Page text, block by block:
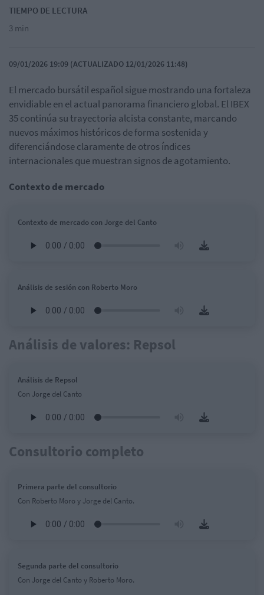
TIEMPO DE LECTURA
3 min
09/01/2026 19:09 (ACTUALIZADO 12/01/2026 11:48)
El mercado bursátil español sigue mostrando una fortaleza
envidiable en el actual panorama financiero global. El IBEX
35 continúa su trayectoria alcista constante, marcando
nuevos máximos históricos de forma sostenida y
diferenciándose claramente de otros índices
internacionales que muestran signos de agotamiento.
Contexto de mercado
Contexto de mercado con Jorge del Canto
Análisis de sesión con Roberto Moro
Análisis de valores: Repsol
Análisis de Repsol
Con Jorge del Canto
Consultorio completo
Primera parte del consultorio
Con Roberto Moro y Jorge del Canto.
Segunda parte del consultorio
Con Jorge del Canto y Roberto Moro.